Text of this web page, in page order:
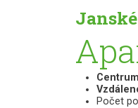
Centrum
Počet